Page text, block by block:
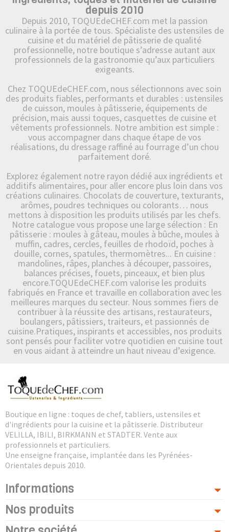
depuis 2010
Depuis 2010, TOQUEdeCHEF.com met la passion
culinaire à la portée de tous. Spécialiste des ustensiles de
cuisine et du matériel de pâtisserie de qualité
professionnelle, notre boutique s’adresse autant aux
professionnels de la gastronomie qu’aux particuliers
exigeants.
Chez TOQUEdeCHEF.com, nous sélectionnons avec soin
des produits fiables, performants et durables : ustensiles
de cuisson, moules à pâtisserie, équipements de
précision, mais aussi toques, casquettes de cuisine et
vêtements professionnels. Notre ambition est simple :
vous accompagner dans chaque étape de vos
réalisations, du dressage raffiné au fourrage d’un chou
parfaitement doré.
Explorez également notre rayon dédié aux ingrédients et
additifs alimentaires, pour aller encore plus loin dans vos
créations culinaires. Chocolats de couverture, texturants,
arômes, poudres techniques ou colorants… nous
mettons à disposition les produits utilisés par les chefs.
Notre catalogue vous propose une large sélection : En
pâtisserie : moules à gâteau, moules à bûche, moules à
muffin, cadres, cercles, feuilles de rhodoïd, poches à
douille, cornes, spatules, thermomètres... En cuisine :
mandolines, râpes, planches à découper, passoires,
balances précises, fouets, pinceaux, et bien plus
encore.TOQUEdeCHEF.com valorise les produits
fabriqués en France et travaille en collaboration avec les
meilleures marques du secteur. Nous sommes fiers de
contribuer à la réussite des artisans, restaurateurs,
boulangers, pâtissiers, traiteurs, et passionnés de
cuisine.Pratiques, inspirants et accessibles, nos produits
sont pensés pour faciliter votre quotidien en cuisine tout
en vous aidant à atteindre un haut niveau d’exigence.
Boutique en ligne : toques de chef, tabliers, ustensiles et
d'ingrédients pour la cuisine et la pâtisserie. Distributeur
VELILLA, IBILI, BIRKMANN et STADTER. Vente aux
professionnels et particuliers.
Une enseigne française, implantée dans les Pyrénées-
Orientales depuis 2010.
Informations
Nos produits